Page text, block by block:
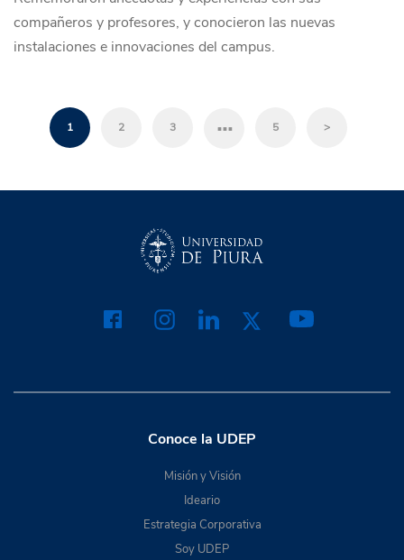
compañeros y profesores, y conocieron las nuevas
instalaciones e innovaciones del campus.
1 2 3 … 5 >
Conoce la UDEP
Misión y Visión
Ideario
Estrategia Corporativa
Soy UDEP